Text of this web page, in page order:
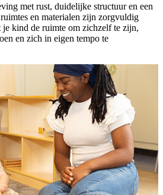
met rust, duidelijke structuur en een
en materialen zijn zorgvuldig
kind de ruimte om zichzelf te zijn,
en zich in eigen tempo te